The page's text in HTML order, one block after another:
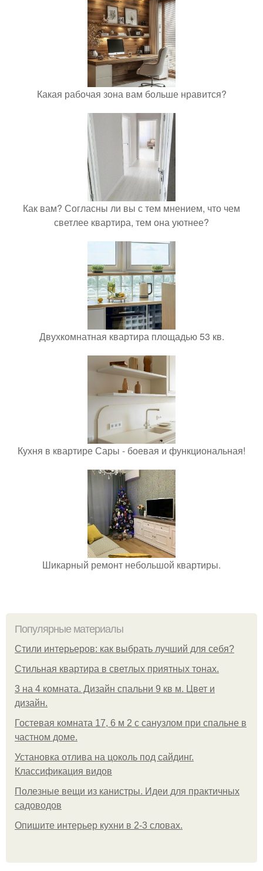
Какая рабочая зона вам больше нравится?
Как вам? Согласны ли вы с тем мнением, что чем
светлее квартира, тем она уютнее?
Двухкомнатная квартира площадью 53 кв.
Кухня в квартире Сары - боевая и функциональная!
Шикарный ремонт небольшой квартиры.
Популярные материалы
Стили интерьеров: как выбрать лучший для себя?
Стильная квартира в светлых приятных тонах.
3 на 4 комната. Дизайн спальни 9 кв м. Цвет и
дизайн.
Гостевая комната 17, 6 м 2 с санузлом при спальне в
частном доме.
Установка отлива на цоколь под сайдинг.
Классификация видов
Полезные вещи из канистры. Идеи для практичных
садоводов
Опишите интерьер кухни в 2-3 словах.